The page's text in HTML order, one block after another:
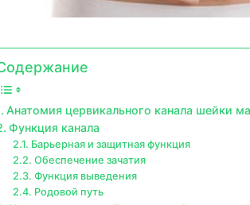
Анатомия цервикального канала шейки
Функция канала
Барьерная и защитная функция
Обеспечение зачатия
Функция выведения
Родовой путь